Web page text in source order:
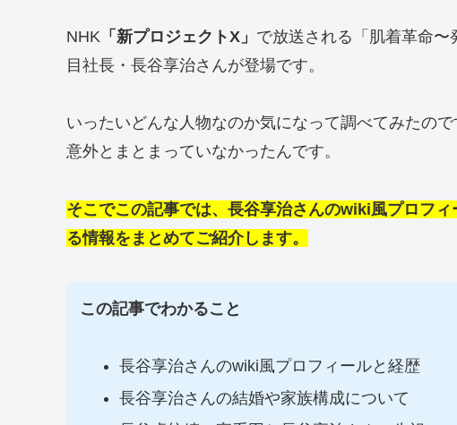
NHK 「新プロジェクトX」 で放送される「肌着革命
目社長・長谷享治さんが登場です。
いったいどんな人物なのか気になって調べてみたの
意外とまとまっていなかったんです。
そこでこの記事では、長谷享治さんのwiki風プロフ
る情報をまとめてご紹介します。
この記事でわかること
長谷享治さんのwiki風プロフィールと経歴
長谷享治さんの結婚や家族構成について